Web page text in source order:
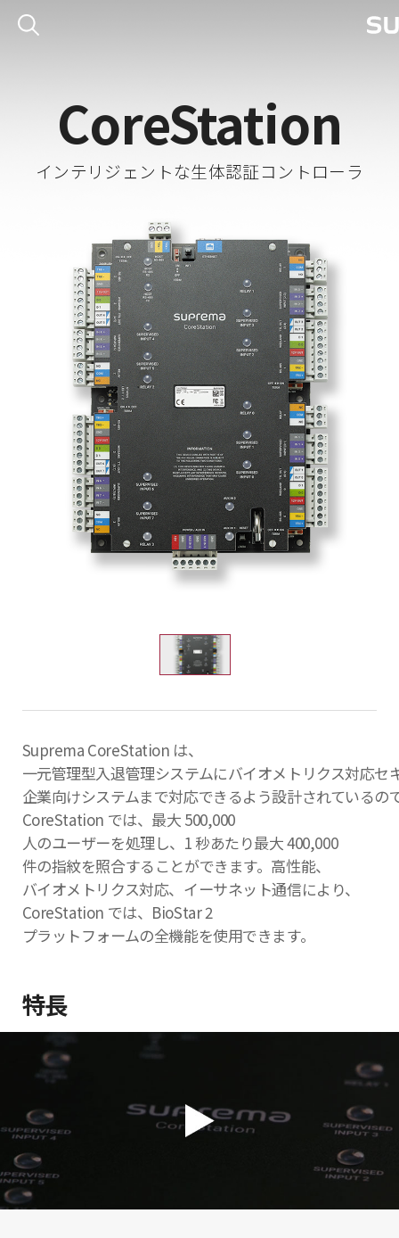
CoreStation
インテリジェントな生体認証コントローラ
Suprema CoreStation は、
一元管理型入退管理システムにバイオメトリクス対応
企業向けシステムまで対応できるよう設計されているの
CoreStation では、最大 500,000
人のユーザーを処理し、1 秒あたり最大 400,000
件の指紋を照合することができます。高性能、
バイオメトリクス対応、イーサネット通信により、
CoreStation では、BioStar 2
プラットフォームの全機能を使用できます。
特長